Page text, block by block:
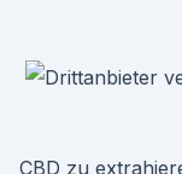
CBD zu